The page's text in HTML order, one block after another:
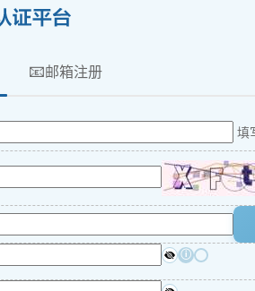
📧邮箱注册
填
ⓘ